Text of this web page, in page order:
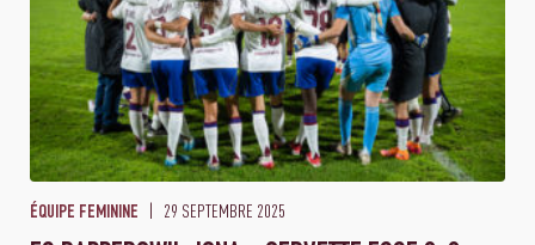
ÉQUIPE FEMININE 29 SEPTEMBRE 2025